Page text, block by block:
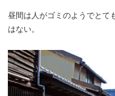
昼間は人がゴミのようでとて
はない。